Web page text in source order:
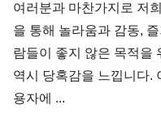
여러분과 마찬가지로 저
을 통해 놀라움과 감동,
람들이 좋지 않은 목적을
역시 당혹감을 느낍니다.
용자에 ...